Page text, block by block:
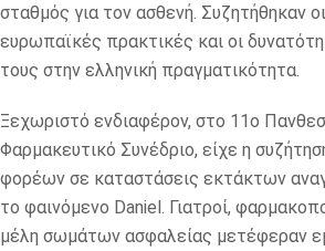
σταθμός για τον ασθενή. Συζητήθηκαν
ευρωπαϊκές πρακτικές και οι
τους στην ελληνική πραγματικότητα.
Ξεχωριστό ενδιαφέρον, στο 11ο
Φαρμακευτικό Συνέδριο, είχε η
φορέων σε καταστάσεις εκτάκτων
το φαινόμενο Daniel. Γιατροί,
μέλη σωμάτων ασφαλείας μετέφεραν